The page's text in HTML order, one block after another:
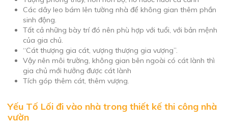
Các dây leo bám lên tường nhà để không gian thêm phần
sinh động.
Tất cả những bày trí đó nên phù hợp với tuổi, với bản mệnh
của gia chủ.
“Cát thượng gia cát, vượng thượng gia vượng”.
Vậy nên môi trường, không gian bên ngoài có cát lành thì
gia chủ mới hưởng được cát lành
Tích góp thêm cát, thêm vượng.
Yếu Tố Lối đi vào nhà trong thiết kế thi công nhà
vườn